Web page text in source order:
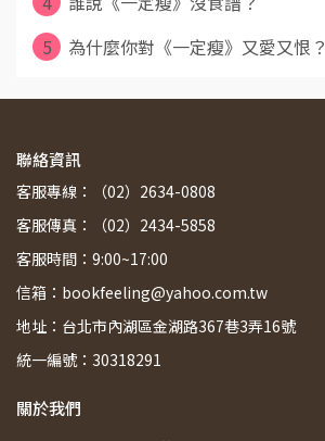
5
為什麼你對《一定瘦》又愛又恨？
聯絡資訊
客服專線：（02）2634-0808
客服傳真：（02）2434-5858
客服時間：9:00~17:00
信箱：bookfeeling@yahoo.com.tw
地址：台北市內湖區金湖路367巷3弄16號
統一編號：30318291
關於我們